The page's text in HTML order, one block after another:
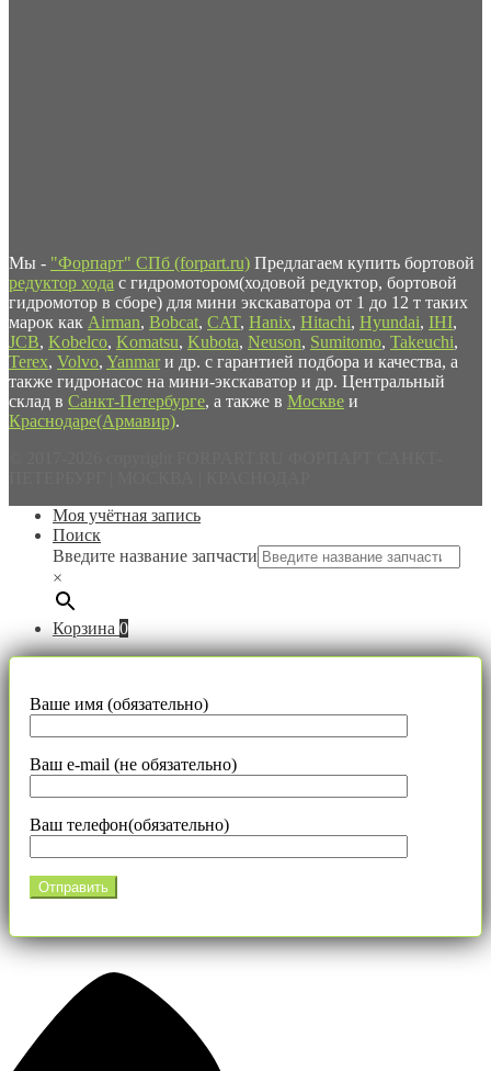
Мы - "Форпарт" СПб (forpart.ru) Предлагаем купить бортовой
редуктор хода с гидромотором(ходовой редуктор, бортовой
гидромотор в сборе) для мини экскаватора от 1 до 12 т таких
марок как Airman, Bobcat, CAT, Hanix, Hitachi, Hyundai, IHI,
JCB, Kobelco, Komatsu, Kubota, Neuson, Sumitomo, Takeuchi,
Terex, Volvo, Yanmar и др. с гарантией подбора и качества, а
также гидронасос на мини-экскаватор и др. Центральный
склад в Санкт-Петербурге, а также в Москве и
Краснодаре(Армавир).
Моя учётная запись
Поиск
Введите название запчасти
×
Корзина 0
Ваше имя (обязательно)
Ваш e-mail (не обязательно)
Ваш телефон(обязательно)